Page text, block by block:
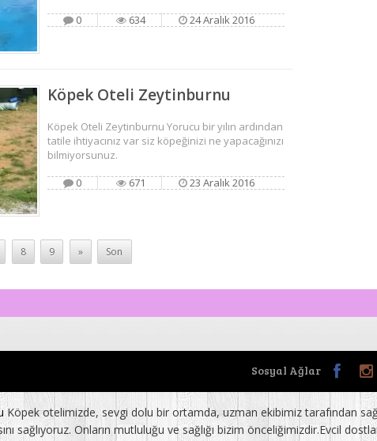
0
634 24 Aralık 2016
Köpek Oteli Zeytinburnu
Köpek Oteli Zeytinburnu Yorucu bir yılın ardından
tatile ihtiyacınız var siz köpeğinizi ne yapacağınızı
bilmiyorsunuz.
0
671 23 Aralık 2016
8 9 » Son
Sosyal Ağlar
Köpek otelimizde, sevgi dolu bir ortamda, uzman ekibimiz tarafından
sağlıyoruz. Onların mutluluğu ve sağlığı bizim önceliğimizdir.Evcil